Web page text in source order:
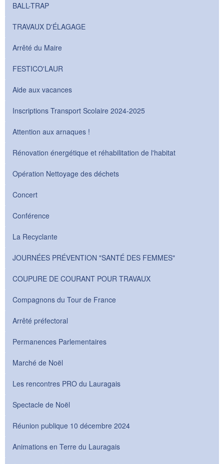
BALL-TRAP
TRAVAUX D'ÉLAGAGE
Arrêté du Maire
FESTICO'LAUR
Aide aux vacances
Inscriptions Transport Scolaire 2024-2025
Attention aux arnaques !
Rénovation énergétique et réhabilitation de l'habitat
Opération Nettoyage des déchets
Concert
Conférence
La Recyclante
JOURNÉES PRÉVENTION "SANTÉ DES FEMMES"
COUPURE DE COURANT POUR TRAVAUX
Compagnons du Tour de France
Arrêté préfectoral
Permanences Parlementaires
Marché de Noël
Les rencontres PRO du Lauragais
Spectacle de Noël
Réunion publique 10 décembre 2024
Animations en Terre du Lauragais